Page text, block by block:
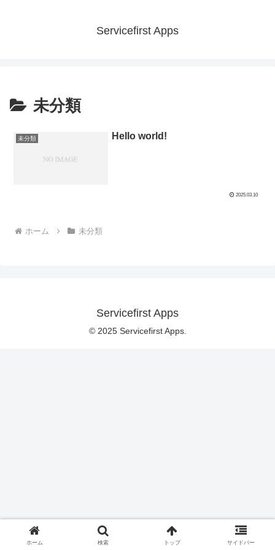
Servicefirst Apps
未分類
未分類 Hello world!
2025.03.10
ホーム 未分類
Servicefirst Apps
© 2025 Servicefirst Apps.
ホーム 検索 トップ サイドバー